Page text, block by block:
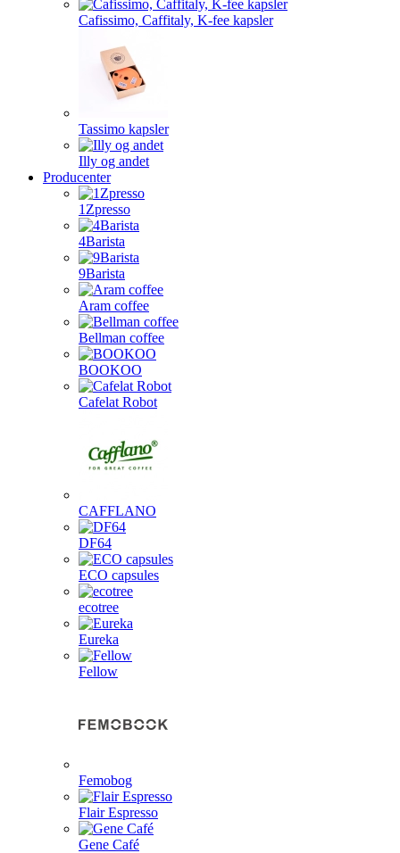
Cafissimo, Caffitaly, K-fee kapsler
Tassimo kapsler
Illy og andet
Producenter
1Zpresso
4Barista
9Barista
Aram coffee
Bellman coffee
BOOKOO
Cafelat Robot
CAFFLANO
DF64
ECO capsules
ecotree
Eureka
Fellow
Femobog
Flair Espresso
Gene Café